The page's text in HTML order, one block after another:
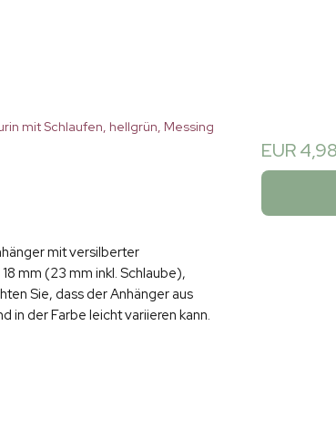
mit Schlaufen, hellgrün, Messing
mit versilberter
mm (23 mm inkl. Schlaube),
Sie, dass der Anhänger aus
in der Farbe leicht variieren kann.
EUR 4,98